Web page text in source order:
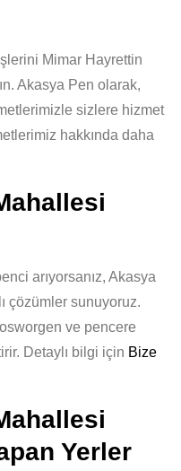
Mimar Hayrettin
Akasya Pen olarak,
sizlere hizmet
hakkında daha
arıyorsanız, Akasya
çözümler sunuyoruz.
ve pencere
Detaylı bilgi için Bize
Yerler